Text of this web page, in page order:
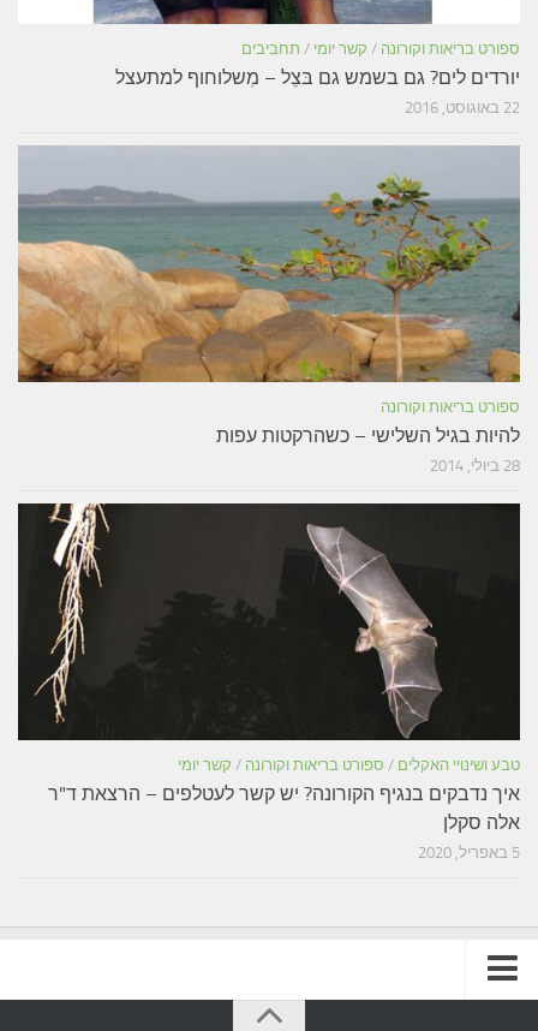
ספורט בריאות וקורונה / קשר יומי / תחביבים
יורדים לים? גם בשמש גם בּצֵל – מִשלוחוף למתעצל
22 באוגוסט, 2016
ספורט בריאות וקורונה
להיות בגיל השלישי – כשהרקטות עפות
28 ביולי, 2014
טבע ושינויי האקלים / ספורט בריאות וקורונה / קשר יומי
איך נדבקים בנגיף הקורונה? יש קשר לעטלפים – הרצאת ד"ר
אלה סקלן
5 באפריל, 2020